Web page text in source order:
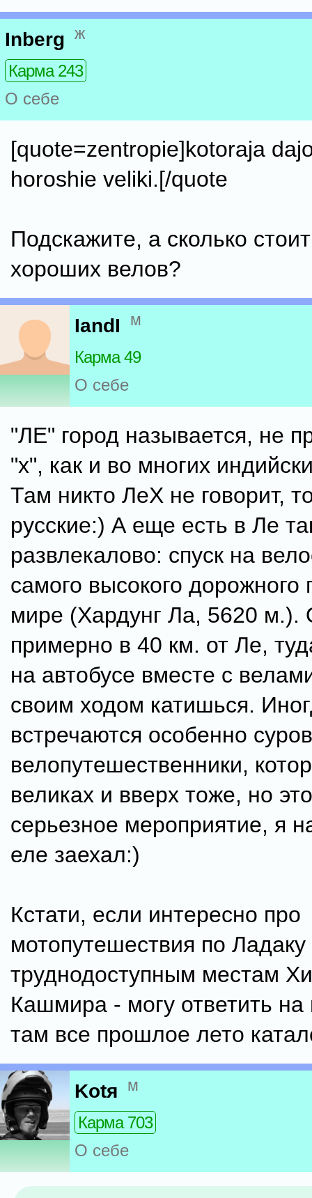
Inberg ж
Карма 243
О себе
[quote=zentropie]kotoraja
horoshie veliki.[/quote
Подскажите, а сколько
хороших велов?
IandI м
Карма 49
О себе
"ЛЕ" город называется, не
"х", как и во многих
Там никто ЛеХ не говорит,
русские:) А еще есть в Ле
развлекалово: спуск на
самого высокого дорожного
мире (Хардунг Ла, 5620 м.).
примерно в 40 км. от Ле,
на автобусе вместе с
своим ходом катишься.
встречаются особенно
велопутешественники,
великах и вверх тоже, но
серьезное мероприятие, я
еле заехал:)
Кстати, если интересно про
мотопутешествия по Ладаку
труднодоступным местам
Кашмира - могу ответить
там все прошлое лето
Kotя м
Карма 703
О себе